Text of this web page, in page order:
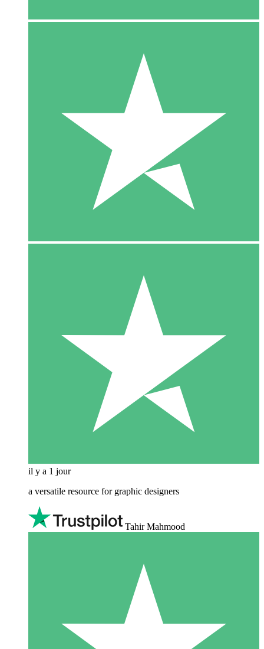
il y a 1 jour
a versatile resource for graphic designers
Tahir Mahmood